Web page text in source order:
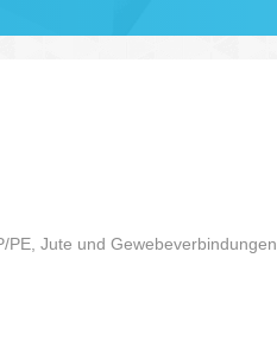
PE, Jute und Gewebeverbindungen